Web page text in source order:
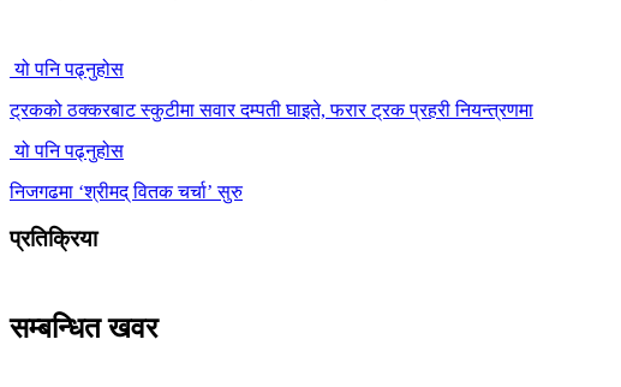
यो पनि पढ्नुहोस
ट्रकको ठक्करबाट स्कुटीमा सवार दम्पती घाइते, फरार ट्रक प्रहरी नियन्त्रणमा
यो पनि पढ्नुहोस
निजगढमा ‘श्रीमद् वितक चर्चा’ सुरु
प्रतिक्रिया
सम्बन्धित खवर